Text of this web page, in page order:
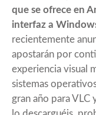
que se ofrece en
interfaz a
recientemente
apostarán por
experiencia visual
sistemas
gran año para